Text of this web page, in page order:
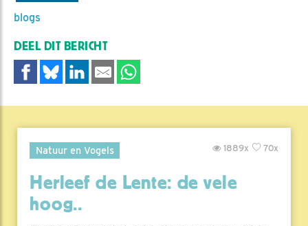
blogs
DEEL DIT BERICHT
Natuur en Vogels 70x
1889x
Herleef de Lente: de vele
hoog..